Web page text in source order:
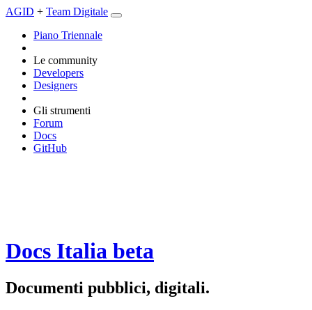
AGID + Team Digitale
Piano Triennale
Le community
Developers
Designers
Gli strumenti
Forum
Docs
GitHub
Docs Italia beta
Documenti pubblici, digitali.